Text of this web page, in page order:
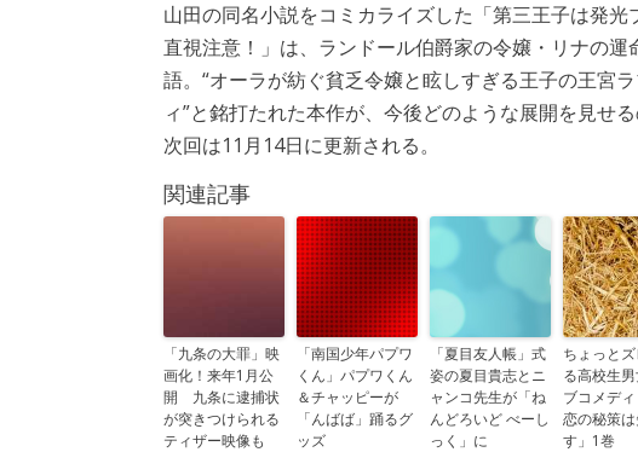
山田の同名小説をコミカライズした「第三王子は発光
直視注意！」は、ランドール伯爵家の令嬢・リナの運
語。“オーラが紡ぐ貧乏令嬢と眩しすぎる王子の王宮
ィ”と銘打たれた本作が、今後どのような展開を見せる
次回は11月14日に更新される。
関連記事
「九条の大罪」映
画化！来年1月公
開 九条に逮捕状
が突きつけられる
ティザー映像も
「南国少年パプワ
くん」パプワくん
＆チャッピーが
「んばば」踊るグ
ッズ
「夏目友人帳」式
姿の夏目貴志とニ
ャンコ先生が「ね
んどろいど べーし
っく」に
ちょっと
る高校生
ブコメデ
恋の秘策
す」1巻